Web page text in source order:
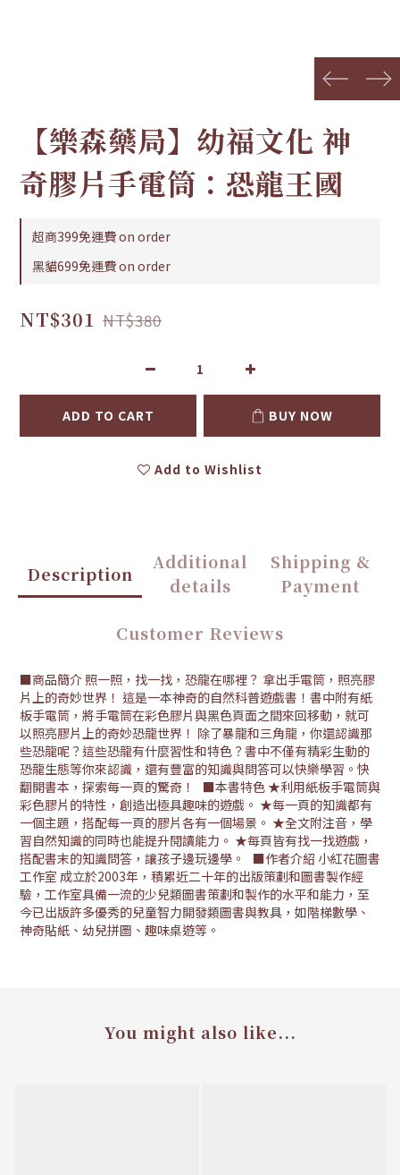
prev next
【樂森藥局】幼福文化 神
奇膠片手電筒：恐龍王國
超商399免運費 on order
黑貓699免運費 on order
NT$301 NT$380
ADD TO CART BUY NOW
Add to Wishlist
Description
Additional
details
Shipping &
Payment
Customer Reviews
■商品簡介 照一照，找一找，恐龍在哪裡？ 拿出手電筒，照亮膠
片上的奇妙世界！ 這是一本神奇的自然科普遊戲書！書中附有紙
板手電筒，將手電筒在彩色膠片與黑色頁面之間來回移動，就可
以照亮膠片上的奇妙恐龍世界！ 除了暴龍和三角龍，你還認識那
些恐龍呢？這些恐龍有什麼習性和特色？書中不僅有精彩生動的
恐龍生態等你來認識，還有豐富的知識與問答可以快樂學習。快
翻開書本，探索每一頁的驚奇！ ■本書特色 ★利用紙板手電筒與
彩色膠片的特性，創造出極具趣味的遊戲。 ★每一頁的知識都有
一個主題，搭配每一頁的膠片各有一個場景。 ★全文附注音，學
習自然知識的同時也能提升閱讀能力。 ★每頁皆有找一找遊戲，
搭配書末的知識問答，讓孩子邊玩邊學。 ■作者介紹 小紅花圖書
工作室 成立於2003年，積累近二十年的出版策劃和圖書製作經
驗，工作室具備一流的少兒類圖書策劃和製作的水平和能力，至
今已出版許多優秀的兒童智力開發類圖書與教具，如階梯數學、
神奇貼紙、幼兒拼圖、趣味桌遊等。
You might also like...